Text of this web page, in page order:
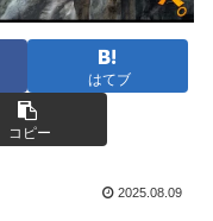
はてブ
コピー
2025.08.09